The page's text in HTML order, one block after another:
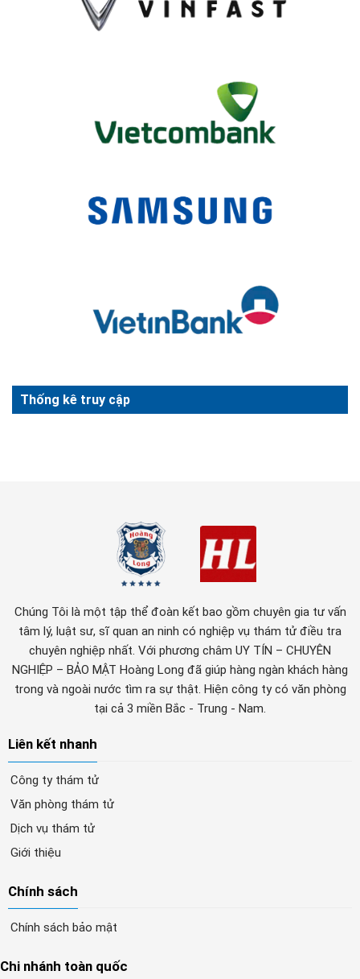
Thống kê truy cập
Chúng Tôi là một tập thể đoàn kết bao gồm chuyên gia tư vấn
tâm lý, luật sư, sĩ quan an ninh có nghiệp vụ thám tử điều tra
chuyên nghiệp nhất. Với phương châm UY TÍN – CHUYÊN
NGHIỆP – BẢO MẬT Hoàng Long đã giúp hàng ngàn khách hàng
trong và ngoài nước tìm ra sự thật. Hiện công ty có văn phòng
tại cả 3 miền Bắc - Trung - Nam.
Liên kết nhanh
Công ty thám tử
Văn phòng thám tử
Dịch vụ thám tử
Giới thiệu
Chính sách
Chính sách bảo mật
Chi nhánh toàn quốc